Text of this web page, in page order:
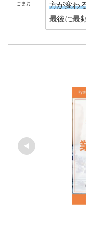
ごまお
方が変わ
最後に最